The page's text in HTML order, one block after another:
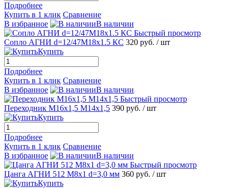
Подробнее
Купить в 1 клик Сравнение
В избранное
В наличии
Быстрый просмотр
Сопло АГНИ d=12/47М18x1.5 КС 320 руб. / шт
Купить
Подробнее
Купить в 1 клик Сравнение
В избранное
В наличии
Быстрый просмотр
Переходник М16x1,5 М14x1,5 390 руб. / шт
Купить
Подробнее
Купить в 1 клик Сравнение
В избранное
В наличии
Быстрый просмотр
Цанга АГНИ 512 М8х1 d=3,0 мм 360 руб. / шт
Купить